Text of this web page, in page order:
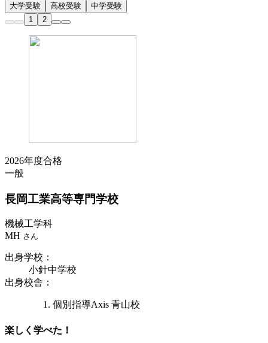
大学受験 高校受験
中学受験
1
2
2026年度合格
一般
長岡工業高等専門学校
機械工学科
MH さん
出身学校 ：
小針中学校
出身校舎 ：
個別指導Axis 青山校
楽しく学べた！